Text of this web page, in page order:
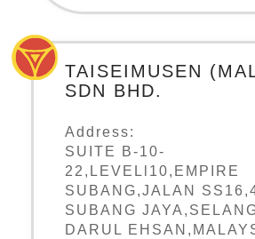
TAISEIMUSEN
SDN BHD.
Address:
SUITE B-10-
22,LEVELl10,EMPIRE
SUBANG,JALAN
SUBANG
DARUL